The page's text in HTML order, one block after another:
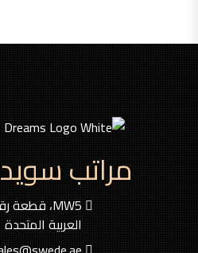
مراتب
العربية المتحدة